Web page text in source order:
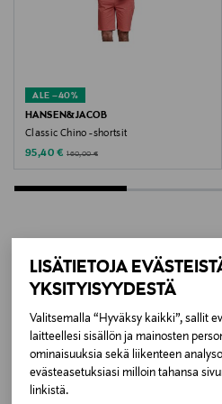
LISÄTIETOJA
YKSITYISYYDESTÄ
Valitsemalla “Hyväksy kaikki”, sallit
laitteellesi sisällön ja mainosten
ominaisuuksia sekä liikenteen
evästeasetuksiasi milloin tahansa
linkistä.
Valmistajan tuotenumero
205650
Lilla Bommen 1, 411 04
Digitaalinen osoite
info@gant.com
Avainsanat
ALE –40%
HANSEN&JACOB
Classic Chino -shortsit
Discounted Price
95,40 € Original Price
160,00 €
LISÄÄ
TUOTTEITA